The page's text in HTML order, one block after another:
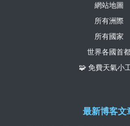
網站地圖
所有洲際
所有國家
世界各國首
🧩 免費天氣小
最新博客文